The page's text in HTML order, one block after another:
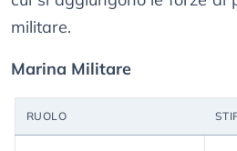
militare.
Marina Militare
RUOLO